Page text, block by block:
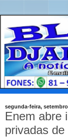
segunda-feira, setembro
Enem abre
privadas